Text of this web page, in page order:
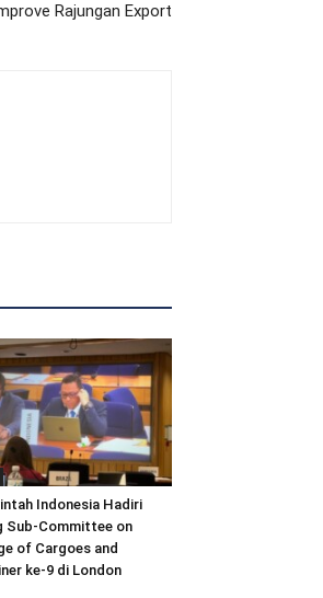
Rajungan Export
Indonesia Hadiri
Sub-Committee on
of Cargoes and
ke-9 di London